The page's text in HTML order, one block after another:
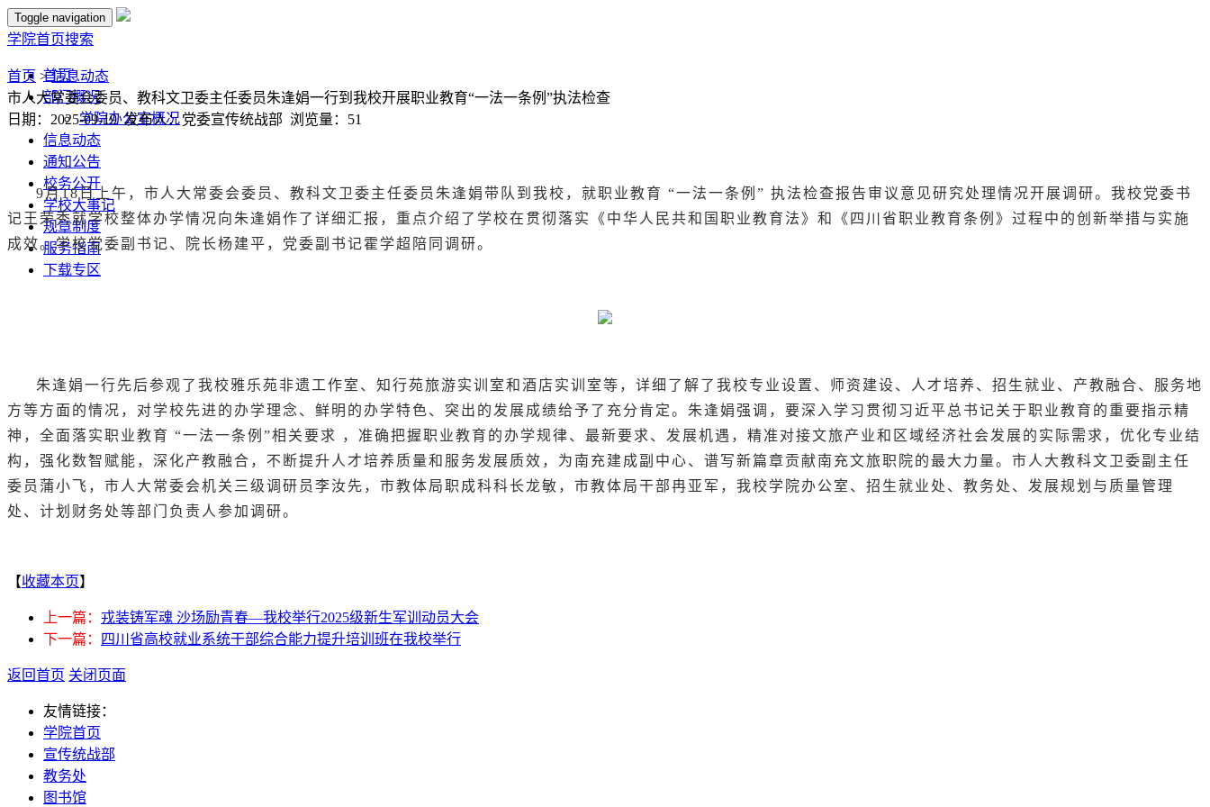
Toggle navigation
学院首页搜索
首页
部门概况
学院办公室概况
信息动态
通知公告
校务公开
学校大事记
规章制度
服务指南
下载专区
首页 >信息动态
市人大常委会委员、教科文卫委主任委员朱逢娟一行到我校开展职业教育“一法一条例”执法检查
日期：2025-09-19 发布人：党委宣传统战部 浏览量： 51
9月18日上午，市人大常委会委员、教科文卫委主任委员朱逢娟带队到我校，就职业教育 “一法一条例” 执法检查报告审议意见研究处理情况开展调研。 我校党委书
记王荣秀就学校整体办学情况向朱逢娟作了详细汇报，重点介绍了学校在贯彻落实《中华人民共和国职业教育法》和《四川省职业教育条例》过程中的创新举措与实施
成效。学校党委副书记、院长杨建平，党委副书记霍学超陪同调研。
朱逢娟一行先后参观了我校雅乐苑非遗工作室、知行苑旅游实训室和酒店实训室等，详细了解了我校专业设置、师资建设、人才培养、招生就业、产教融合、服务地
方等方面的情况，对学校先进的办学理念、鲜明的办学特色、突出的发展成绩给予了充分肯定。 朱逢娟强调，要深入学习贯彻习近平总书记关于职业教育的重要指示精
神，全面落实职业教育 “一法一条例”相关要求 ，准确把握职业教育的办学规律、最新要求、发展机遇，精准对接文旅产业和区域经济社会发展的实际需求，优化专业结
构，强化数智赋能，深化产教融合，不断提升人才培养质量和服务发展质效，为南充建成副中心、谱写新篇章贡献南充文旅职院的最大力量。 市人大教科文卫委副主任
委员蒲小飞，市人大常委会机关三级调研员李汝先，市教体局职成科科长龙敏，市教体局干部冉亚军，我校学院办公室、招生就业处、教务处、发展规划与质量管理
处、计划财务处等部门负责人参加调研。
【收藏本页】
上一篇： 戎装铸军魂 沙场励青春—我校举行2025级新生军训动员大会
下一篇：
四川省高校就业系统干部综合能力提升培训班在我校举行
返回首页 关闭页面
友情链接：
学院首页
宣传统战部
教务处
图书馆